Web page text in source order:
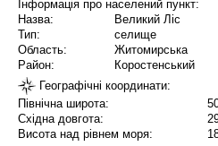
Інформація про населений пункт:
Назва:
Великий Ліс
Тип:
селище
Область:
Житомирська
Район:
Коростенський
Географічні координати:
Північна широта:
Східна довгота:
Висота над рівнем моря: